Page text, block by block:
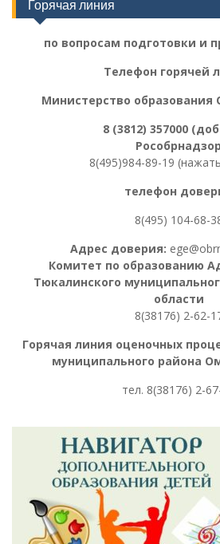
Горячая линия
по вопросам подготовки и
Телефон горячей
Министерство образования
8 (3812) 357000
Рособрнадзор
8(495)984-89-19
телефон
8(495) 104-68-
Адрес доверия:
Комитет по образованию
Тюкалинского
области
8(38176) 2-62-
Горячая линия оценочных
муниципального района
тел. 8(38176) 2-